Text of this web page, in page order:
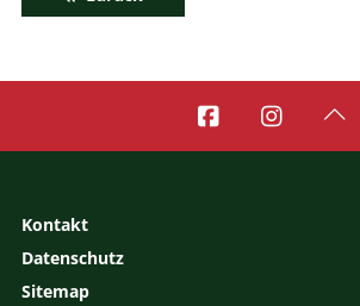
  
Kontakt
Datenschutz
Sitemap